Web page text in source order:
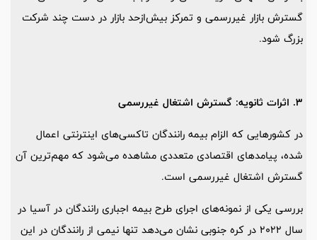
گسترش بازار غیررسمی و تمرکز بیش‌ازحد بازار در دست چند شرکت
بزرگ شود.
3. اثرات ثانویه: گسترش اشتغال غیررسمی
در کشورهایی که الزام بیمه‌ رانندگان تاکسی‌های اینترنتی اعمال
شده، پیامدهای اقتصادی متعددی مشاهده می‌شود که مهم‌ترین آن
گسترش اشتغال غیررسمی است.
بررسی یکی از نمونه‌های اجرای طرح بیمه‌ اجباری رانندگان در آسیا در
سال 2022 در کره‌ جنوبی نشان می‌دهد تنها نیمی از رانندگان در این